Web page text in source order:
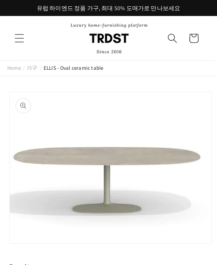
로 건너유럽 하이엔드 정품 가구, 최대 50% 도매가로 만나보세요
트
Home / 가구 / ELLIS - Oval ceramic table
보로 건
너뛰기